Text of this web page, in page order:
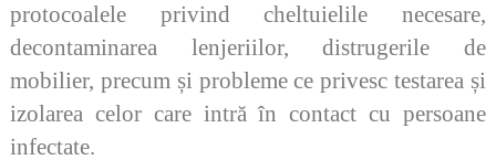
protocoalele privind cheltuielile necesare,
decontaminarea lenjeriilor, distrugerile de
mobilier, precum și probleme ce privesc testarea și
izolarea celor care intră în contact cu persoane
infectate.